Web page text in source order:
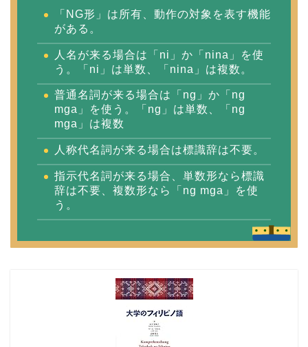
「NG形」は所有、動作の対象を表す機能
がある。
人名が来る場合は「ni」か「nina」を使
う。「ni」は単数、「nina」は複数。
普通名詞が来る場合は「ng」か「ng
mga」を使う。「ng」は単数、「ng
mga」は複数
人称代名詞が来る場合は標識辞は不要。
指示代名詞が来る場合、単数形なら標識
辞は不要、複数形なら「ng mga」を使
う。